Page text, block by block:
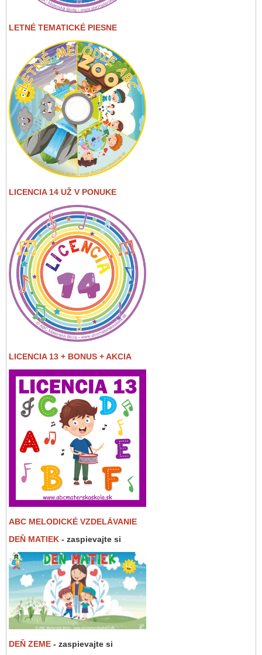
LETNÉ TEMATICKÉ PIESNE
LICENCIA 14 UŽ V PONUKE
LICENCIA 13 + BONUS + AKCIA
ABC MELODICKÉ VZDELÁVANIE
DEŇ MATIEK - zaspievajte si
DEŇ ZEME - zaspievajte si